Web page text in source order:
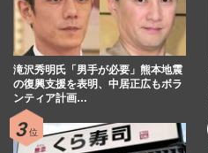
滝沢秀明氏「男手が必要」熊本地震
の復興支援を表明、中居正広もボラ
ンティア計画…